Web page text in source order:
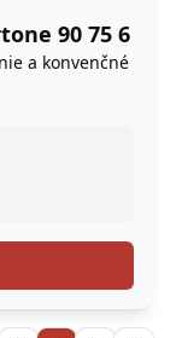
90 75 6
a konvenčné